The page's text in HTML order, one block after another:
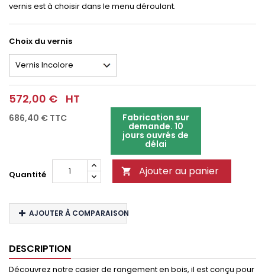
vernis est à choisir dans le menu déroulant.
Choix du vernis
572,00 € HT
686,40 € TTC Fabrication sur
demande. 10
jours ouvrés de
délai
Quantité  Ajouter au panier
AJOUTER À COMPARAISON
DESCRIPTION
Découvrez notre casier de rangement en bois, il est conçu pour